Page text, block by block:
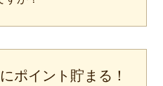
ポイント貯まる！